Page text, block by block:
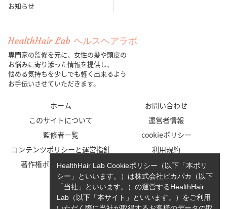
お知らせ
HealthHair Lab ヘルスヘアラボ
専門家の監修を元に、女性の髪や頭皮の
お悩みに寄り添った情報を提供し、
悩める気持ちを少しでも軽く出来るよう
お手伝いさせていただきます。
ホーム
お問い合わせ
このサイトについて
運営者情報
監修者一覧
cookieポリシー
コンテンツポリシーと運営指針
利用規約
著作権ポリシー/免責事項
プライバシーポリシー
HealthHair Lab Cookieポリシー（以下「本ポリ
シー」といいます。）は株式会社ピカパカ（以下
「当社」といいます。）の運営するHealthHair
Lab（以下「本サイト」といいます。）をご利用